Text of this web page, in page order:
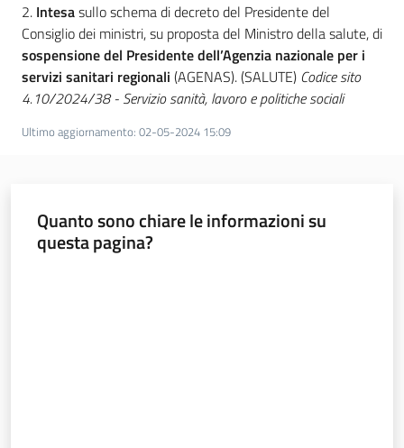
Regione
2. Intesasullo schema di decreto del Presidente del
Consiglio dei ministri, su proposta del Ministro della salute, di
sospensione del Presidente dell’Agenzia nazionale per i
servizi sanitari regionali (AGENAS). (SALUTE) Codice sito
4.10/2024/38 - Servizio sanità, lavoro e politiche sociali
Ultimo aggiornamento: 02-05-2024 15:09
Quanto sono chiare le informazioni su
questa pagina?